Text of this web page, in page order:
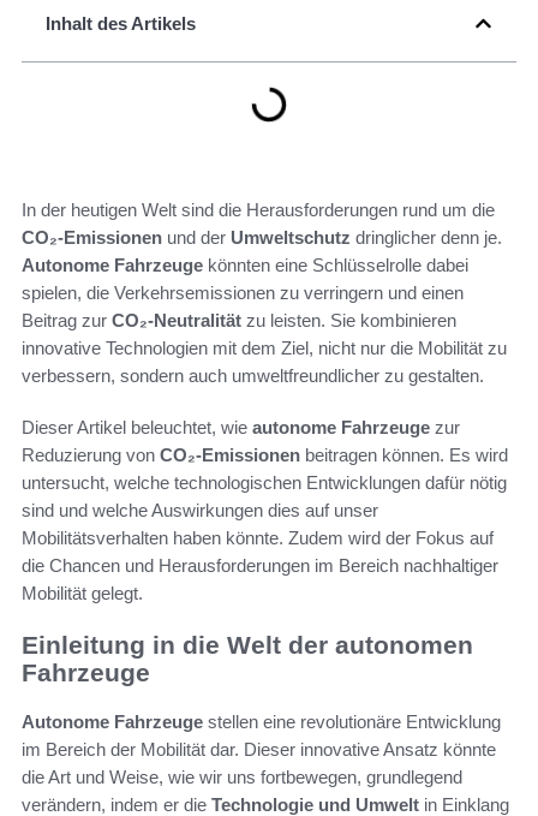
Inhalt des Artikels
In der heutigen Welt sind die Herausforderungen rund um die
CO₂-Emissionen und der Umweltschutz dringlicher denn je.
Autonome Fahrzeuge könnten eine Schlüsselrolle dabei
spielen, die Verkehrsemissionen zu verringern und einen
Beitrag zur CO₂-Neutralität zu leisten. Sie kombinieren
innovative Technologien mit dem Ziel, nicht nur die Mobilität zu
verbessern, sondern auch umweltfreundlicher zu gestalten.
Dieser Artikel beleuchtet, wie autonome Fahrzeuge zur
Reduzierung von CO₂-Emissionen beitragen können. Es wird
untersucht, welche technologischen Entwicklungen dafür nötig
sind und welche Auswirkungen dies auf unser
Mobilitätsverhalten haben könnte. Zudem wird der Fokus auf
die Chancen und Herausforderungen im Bereich nachhaltiger
Mobilität gelegt.
Einleitung in die Welt der autonomen
Fahrzeuge
Autonome Fahrzeuge stellen eine revolutionäre Entwicklung
im Bereich der Mobilität dar. Dieser innovative Ansatz könnte
die Art und Weise, wie wir uns fortbewegen, grundlegend
verändern, indem er die Technologie und Umwelt in Einklang